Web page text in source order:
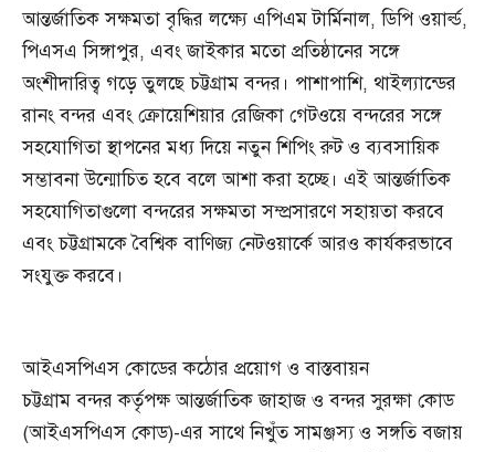
আন্তর্জাতিক সক্ষমতা বৃদ্ধির লক্ষ্যে এপিএম টার্মিনাল, ডিপি ওয়ার্ল্ড,
পিএসএ সিঙ্গাপুর, এবং জাইকার মতো প্রতিষ্ঠানের সঙ্গে
অংশীদারিত্ব গড়ে তুলছে চট্টগ্রাম বন্দর। পাশাপাশি, থাইল্যান্ডের
রানং বন্দর এবং ক্রোয়েশিয়ার রেজিকা গেটওয়ে বন্দরের সঙ্গে
সহযোগিতা স্থাপনের মধ্য দিয়ে নতুন শিপিং রুট ও ব্যবসায়িক
সম্ভাবনা উন্মোচিত হবে বলে আশা করা হচ্ছে। এই আন্তর্জাতিক
সহযোগিতাগুলো বন্দরের সক্ষমতা সম্প্রসারণে সহায়তা করবে
এবং চট্টগ্রামকে বৈশ্বিক বাণিজ্য নেটওয়ার্কে আরও কার্যকরভাবে
সংযুক্ত করবে।
আইএসপিএস কোডের কঠোর প্রয়োগ ও বাস্তবায়ন
চট্টগ্রাম বন্দর কর্তৃপক্ষ আন্তর্জাতিক জাহাজ ও বন্দর সুরক্ষা কোড
(আইএসপিএস কোড)-এর সাথে নিখুঁত সামঞ্জস্য ও সঙ্গতি বজায়